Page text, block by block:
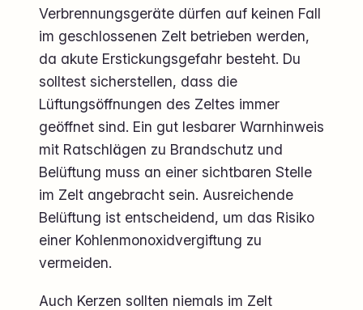
Verbrennungsgeräte dürfen auf keinen Fall
im geschlossenen Zelt betrieben werden,
da akute Erstickungsgefahr besteht. Du
solltest sicherstellen, dass die
Lüftungsöffnungen des Zeltes immer
geöffnet sind. Ein gut lesbarer Warnhinweis
mit Ratschlägen zu Brandschutz und
Belüftung muss an einer sichtbaren Stelle
im Zelt angebracht sein. Ausreichende
Belüftung ist entscheidend, um das Risiko
einer Kohlenmonoxidvergiftung zu
vermeiden.
Auch Kerzen sollten niemals im Zelt